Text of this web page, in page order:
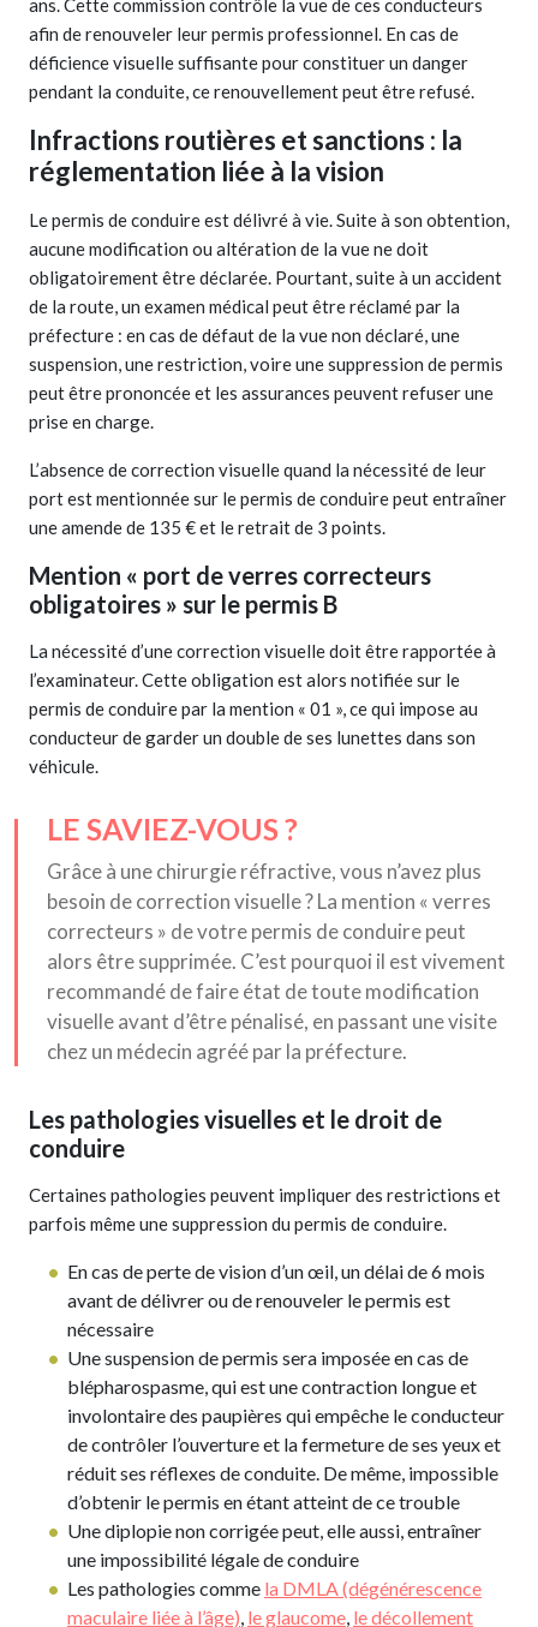
ans. Cette commission contrôle la vue de ces conducteurs
afin de renouveler leur permis professionnel. En cas de
déficience visuelle suffisante pour constituer un danger
pendant la conduite, ce renouvellement peut être refusé.
Infractions routières et sanctions : la
réglementation liée à la vision
Le permis de conduire est délivré à vie. Suite à son obtention,
aucune modification ou altération de la vue ne doit
obligatoirement être déclarée. Pourtant, suite à un accident
de la route, un examen médical peut être réclamé par la
préfecture : en cas de défaut de la vue non déclaré, une
suspension, une restriction, voire une suppression de permis
peut être prononcée et les assurances peuvent refuser une
prise en charge.
L’absence de correction visuelle quand la nécessité de leur
port est mentionnée sur le permis de conduire peut entraîner
une amende de 135 € et le retrait de 3 points.
Mention « port de verres correcteurs
obligatoires » sur le permis B
La nécessité d’une correction visuelle doit être rapportée à
l’examinateur. Cette obligation est alors notifiée sur le
permis de conduire par la mention « 01 », ce qui impose au
conducteur de garder un double de ses lunettes dans son
véhicule.
LE SAVIEZ-VOUS ?
Grâce à une chirurgie réfractive, vous n’avez plus
besoin de correction visuelle ? La mention « verres
correcteurs » de votre permis de conduire peut
alors être supprimée. C’est pourquoi il est vivement
recommandé de faire état de toute modification
visuelle avant d’être pénalisé, en passant une visite
chez un médecin agréé par la préfecture.
Les pathologies visuelles et le droit de
conduire
Certaines pathologies peuvent impliquer des restrictions et
parfois même une suppression du permis de conduire.
En cas de perte de vision d’un œil, un délai de 6 mois
avant de délivrer ou de renouveler le permis est
nécessaire
Une suspension de permis sera imposée en cas de
blépharospasme, qui est une contraction longue et
involontaire des paupières qui empêche le conducteur
de contrôler l’ouverture et la fermeture de ses yeux et
réduit ses réflexes de conduite. De même, impossible
d’obtenir le permis en étant atteint de ce trouble
Une diplopie non corrigée peut, elle aussi, entraîner
une impossibilité légale de conduire
Les pathologies comme la DMLA (dégénérescence
maculaire liée à l’âge), le glaucome, le décollement